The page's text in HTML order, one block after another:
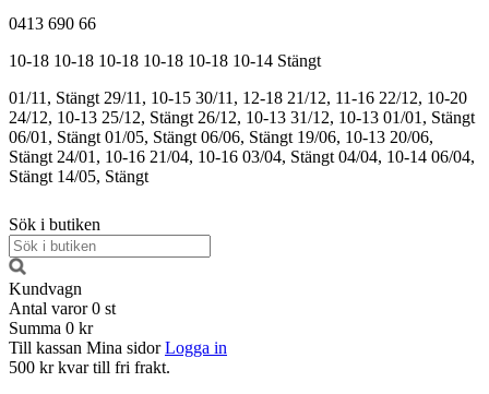
0413 690 66
10-18 10-18 10-18 10-18 10-18 10-14 Stängt
01/11, Stängt 29/11, 10-15 30/11, 12-18 21/12, 11-16 22/12, 10-20
24/12, 10-13 25/12, Stängt 26/12, 10-13 31/12, 10-13 01/01, Stängt
06/01, Stängt 01/05, Stängt 06/06, Stängt 19/06, 10-13 20/06,
Stängt 24/01, 10-16 21/04, 10-16 03/04, Stängt 04/04, 10-14 06/04,
Stängt 14/05, Stängt
Sök i butiken
Kundvagn
Antal varor 0 st
Summa 0 kr
Till kassan Mina sidor Logga in
500 kr kvar till fri frakt.